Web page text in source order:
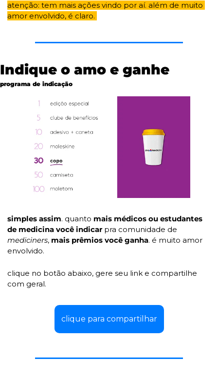
atenção: tem mais ações vindo por aí. além de muito
amor envolvido, é claro.
Indique o amo e ganhe
programa de indicação
simples assim. quanto mais médicos ou estudantes
de medicina você indicar
mediciners, mais prêmios você ganha. é muito amor
envolvido.
clique no botão abaixo, gere seu link e compartilhe
com geral.
clique para compartilhar